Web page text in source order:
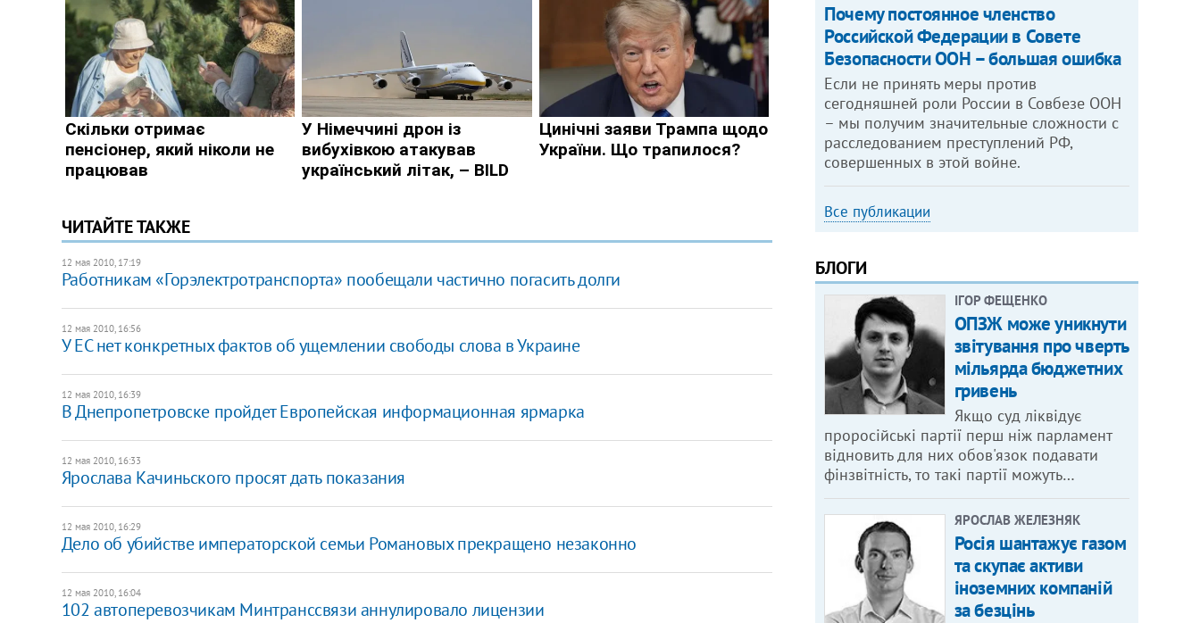
ЧИТАЙТЕ ТАКЖЕ
12 мая 2010, 17:19
Работникам «Горэлектротранспорта» пообещали частично погасить долги
12 мая 2010, 16:56
У ЕС нет конкретных фактов об ущемлении свободы слова в Украине
12 мая 2010, 16:39
В Днепропетровске пройдет Европейская информационная ярмарка
12 мая 2010, 16:33
Ярослава Качиньского просят дать показания
12 мая 2010, 16:29
Дело об убийстве императорской семьи Романовых прекращено незаконно
12 мая 2010, 16:04
102 автоперевозчикам Минтранссвязи аннулировало лицензии
​Почему постоянное членство
Российской Федерации в Совете
Безопасности ООН – большая ошибка
Если не принять меры против
сегодняшней роли России в Совбезе ООН
– мы получим значительные сложности с
расследованием преступлений РФ,
совершенных в этой войне.
Все публикации
БЛОГИ
ІГОР ФЕЩЕНКО
ОПЗЖ може уникнути
звітування про чверть
мільярда бюджетних
гривень
Якщо суд ліквідує
проросійські партії перш ніж парламент
відновить для них обов'язок подавати
фінзвітність, то такі партії можуть…
ЯРОСЛАВ ЖЕЛЕЗНЯК
Росія шантажує газом
та скупає активи
іноземних компаній
за безцінь